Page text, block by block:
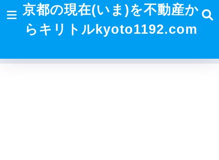
京都の現在(いま)を不動産か
らキリトルkyoto1192.com